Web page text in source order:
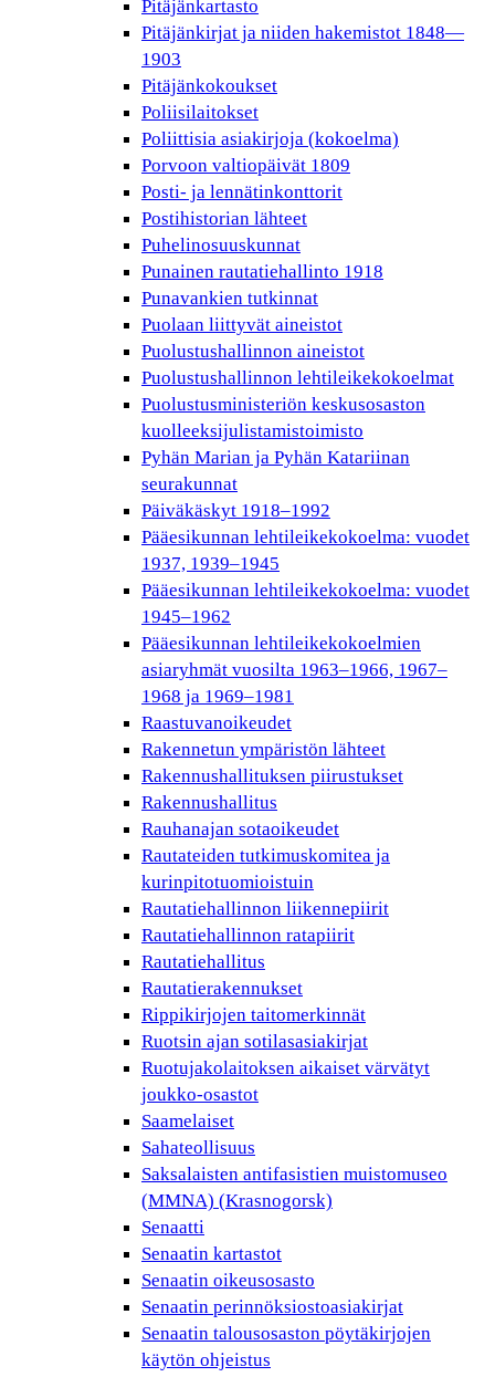
Pitäjänkartasto
Pitäjänkirjat ja niiden hakemistot 1848—
1903
Pitäjänkokoukset
Poliisilaitokset
Poliittisia asiakirjoja (kokoelma)
Porvoon valtiopäivät 1809
Posti- ja lennätinkonttorit
Postihistorian lähteet
Puhelinosuuskunnat
Punainen rautatiehallinto 1918
Punavankien tutkinnat
Puolaan liittyvät aineistot
Puolustushallinnon aineistot
Puolustushallinnon lehtileikekokoelmat
Puolustusministeriön keskusosaston
kuolleeksijulistamistoimisto
Pyhän Marian ja Pyhän Katariinan
seurakunnat
Päiväkäskyt 1918–1992
Pääesikunnan lehtileikekokoelma: vuodet
1937, 1939–1945
Pääesikunnan lehtileikekokoelma: vuodet
1945–1962
Pääesikunnan lehtileikekokoelmien
asiaryhmät vuosilta 1963–1966, 1967–
1968 ja 1969–1981
Raastuvanoikeudet
Rakennetun ympäristön lähteet
Rakennushallituksen piirustukset
Rakennushallitus
Rauhanajan sotaoikeudet
Rautateiden tutkimuskomitea ja
kurinpitotuomioistuin
Rautatiehallinnon liikennepiirit
Rautatiehallinnon ratapiirit
Rautatiehallitus
Rautatierakennukset
Rippikirjojen taitomerkinnät
Ruotsin ajan sotilasasiakirjat
Ruotujakolaitoksen aikaiset värvätyt
joukko-osastot
Saamelaiset
Sahateollisuus
Saksalaisten antifasistien muistomuseo
(MMNA) (Krasnogorsk)
Senaatti
Senaatin kartastot
Senaatin oikeusosasto
Senaatin perinnöksiostoasiakirjat
Senaatin talousosaston pöytäkirjojen
käytön ohjeistus